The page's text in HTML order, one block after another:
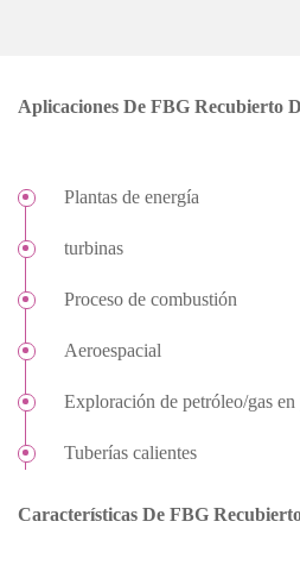
Aplicaciones De FBG Recubierto
Plantas de energía
turbinas
Proceso de combustión
Aeroespacial
Exploración de petróleo/gas
Tuberías calientes
Características De FBG